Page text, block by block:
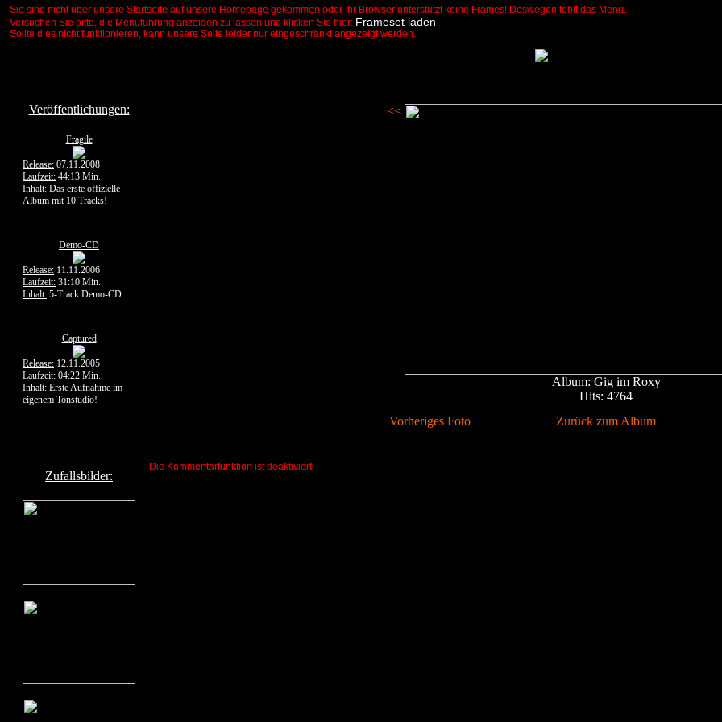
Sie sind nicht über unsere Startseite auf unsere Homepage gekommen oder Ihr Browser unterstützt keine Frames! Deswegen fehlt das Menü.
Versuchen Sie bitte, die Menüführung anzeigen zu lassen und klicken Sie hier: Frameset laden
Sollte dies nicht funktionieren, kann unsere Seite leider nur eingeschränkt angezeigt werden.
Veröffentlichungen:
Fragile
Release: 07.11.2008
Laufzeit: 44:13 Min.
Inhalt: Das erste offizielle
Album mit 10 Tracks!
Demo-CD
Release: 11.11.2006
Laufzeit: 31:10 Min.
Inhalt: 5-Track Demo-CD
Captured
Release: 12.11.2005
Laufzeit: 04:22 Min.
Inhalt: Erste Aufnahme im
eigenem Tonstudio!
Zufallsbilder:
<<
Album: Gig im Roxy
Hits: 4764
Vorheriges Foto
Zurück zum Album
Die Kommentarfunktion ist deaktiviert.